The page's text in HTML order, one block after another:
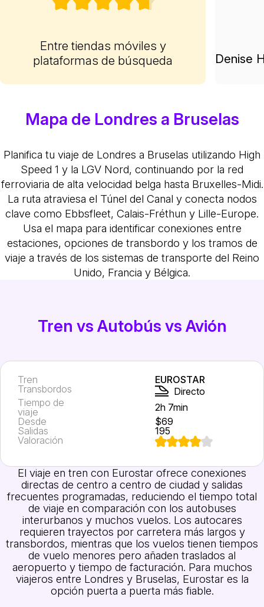
Entre tiendas móviles y
plataformas de búsqueda
Denise
Mapa de Londres a Bruselas
Planifica tu viaje de Londres a Bruselas utilizando High
Speed 1 y la LGV Nord, continuando por la red
ferroviaria de alta velocidad belga hasta Bruxelles-Midi.
La ruta atraviesa el Túnel del Canal y conecta nodos
clave como Ebbsfleet, Calais-Fréthun y Lille-Europe.
Usa el mapa para identificar conexiones entre
estaciones, opciones de transbordo y los tramos de
viaje a través de los sistemas de transporte del Reino
Unido, Francia y Bélgica.
Tren vs Autobús vs Avión
Tren
EUROSTAR
Transbordos
Directo
Tiempo de
viaje
2h 7min
Desde
$69
Salidas
195
Valoración
El viaje en tren con Eurostar ofrece conexiones
directas de centro a centro de ciudad y salidas
frecuentes programadas, reduciendo el tiempo total
de viaje en comparación con los autobuses
interurbanos y muchos vuelos. Los autocares
requieren trayectos por carretera más largos y
transbordos, mientras que los vuelos tienen tiempos
de vuelo menores pero añaden traslados al
aeropuerto y tiempo de facturación. Para muchos
viajeros entre Londres y Bruselas, Eurostar es la
opción puerta a puerta más fiable.